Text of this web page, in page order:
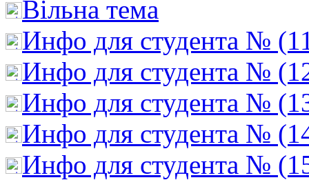
Вільна тема
Инфо для студента №
Инфо для студента №
Инфо для студента №
Инфо для студента №
Инфо для студента №